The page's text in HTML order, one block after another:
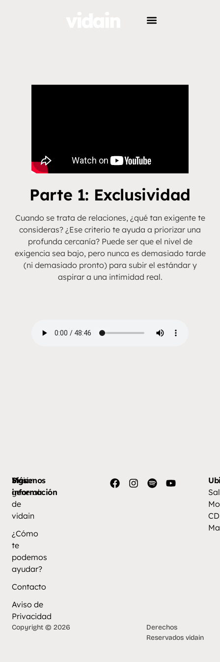
Parte 1: Exclusividad
Cuando se trata de relaciones, ¿qué tan exigente te
consideras? ¿Ese criterio te ayuda a priorizar una
profunda cercanía? Puede ser que el nivel de
exigencia sea bajo, pero nunca es demasiado tarde
(ni demasiado pronto) para subir el estándar y
aspirar a una intimidad real.
Más
información
Visión
general
de
vidain
¿Cómo
te
podemos
ayudar?
Contacto
Aviso de
Privacidad
Síguenos
Copyright © 2026
Derechos
Reservados vidain